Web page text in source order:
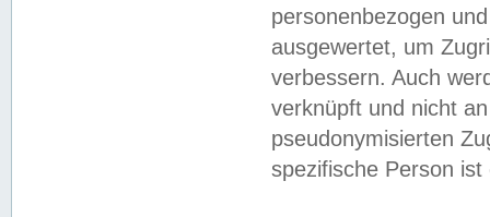
personenbezogen
ausgewertet, um
verbessern. Auch
verknüpft und nicht
pseudonymisierten
spezifische Person